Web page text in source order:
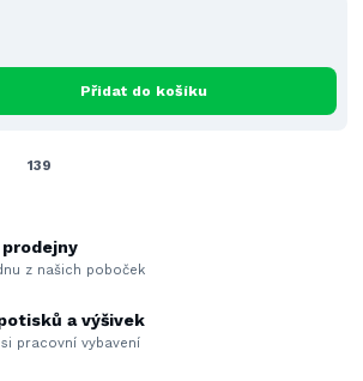
Přidat do košíku
139
prodejny
z našich poboček
a výšivek
pracovní vybavení